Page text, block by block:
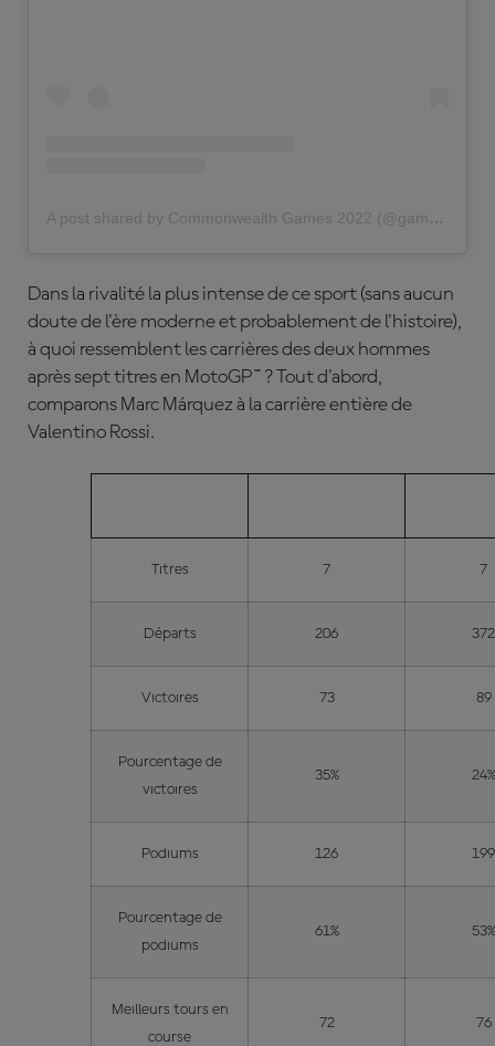
A post shared by Commonwealth Games 2022 (@gamescommonwealth)
Dans la rivalité la plus intense de ce sport (sans aucun
doute de l'ère moderne et probablement de l'histoire),
à quoi ressemblent les carrières des deux hommes
après sept titres en MotoGP™ ? Tout d'abord,
comparons Marc Márquez à la carrière entière de
Valentino Rossi.
Titres 7 7
Départs 206 372
Victoires 73 89
Pourcentage de
victoires
35% 24%
Podiums 126 199
Pourcentage de
podiums
61% 53%
Meilleurs tours en
course
72 76